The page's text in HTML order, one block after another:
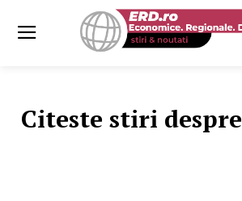
Citeste stiri despre